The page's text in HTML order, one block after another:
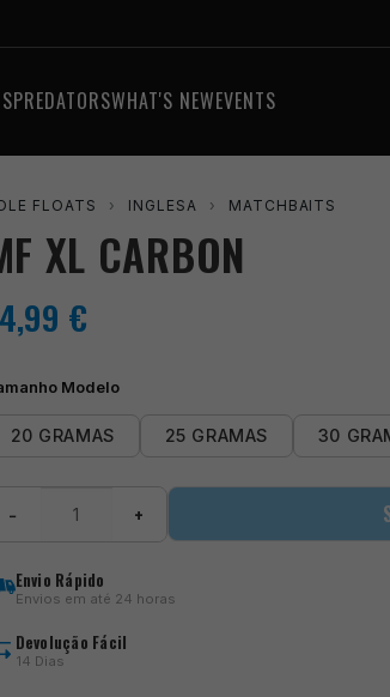
PREDATORSWHAT'S NEWEVENTS
FLOATS › INGLESA › MATCHBAITS
XL CARBON
€
Modelo
20 GRAMAS 25 GRAMAS 30
− +
Envio Rápido
Envios em até 24 horas
Devolução Fácil
14 Dias